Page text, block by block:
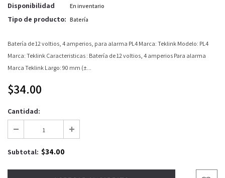
Disponibilidad En inventario
Tipo de producto: Batería
Batería de 12 voltios, 4 amperios, para alarma PL4 Marca: Teklink Modelo: PL4
Marca: Teklink Caracteristicas : Batería de 12 voltios, 4 amperios Para alarma
Marca Teklink Largo: 90 mm (±...
$34.00
Cantidad:
Subtotal: $34.00